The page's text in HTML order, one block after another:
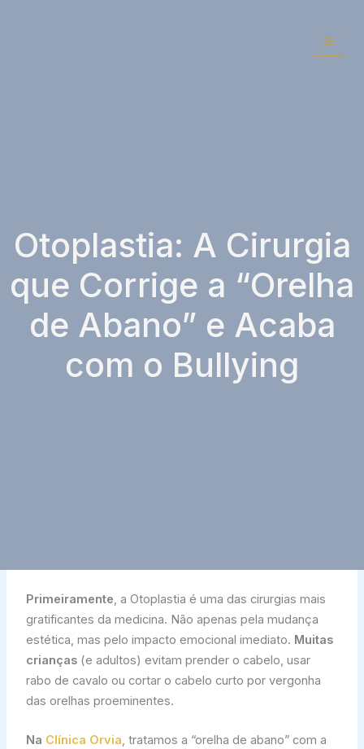
Otoplastia: A Cirurgia
que Corrige a “Orelha
de Abano” e Acaba
com o Bullying
Primeiramente, a Otoplastia é uma das cirurgias mais
gratificantes da medicina. Não apenas pela mudança
estética, mas pelo impacto emocional imediato. Muitas
crianças(e adultos) evitam prender o cabelo, usar
rabo de cavalo ou cortar o cabelo curto por vergonha
das orelhas proeminentes.
Na Clínica Orvia, tratamos a “orelha de abano” com a